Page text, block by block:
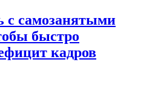
с самозанятыми
быстро
кадров